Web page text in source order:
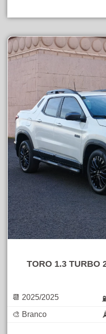
TORO 1.3 TURBO
📆 2025/2025
🎨 Branco